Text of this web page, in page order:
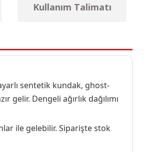
Kullanım Talimatı
sentetik kundak, ghost-
gelir. Dengeli ağırlık dağılımı
ile gelebilir. Siparişte stok